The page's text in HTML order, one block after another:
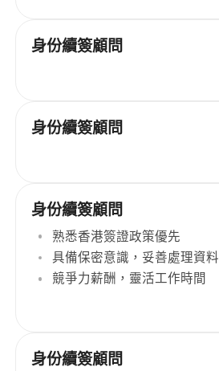
身份續簽顧問
身份續簽顧問
身份續簽顧問
熟悉香港簽證政策優先
具備保密意識，妥善處理資料
競爭力薪酬，靈活工作時間
身份續簽顧問